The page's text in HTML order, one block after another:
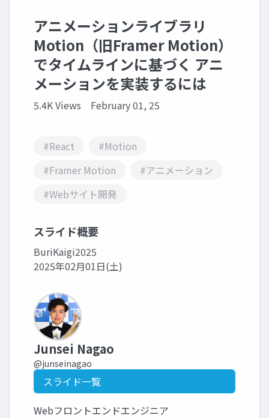
アニメーションライブラリ
Motion（旧Framer Motion）
でタイムラインに基づく アニ
メーションを実装するには
5.4K Views February 01, 25
#React
#Motion
#Framer Motion
#アニメーション
#Webサイト開発
スライド概要
BuriKaigi2025
2025年02月01日(土)
Junsei Nagao
@junseinagao
スライド一覧
Webフロントエンドエンジニア